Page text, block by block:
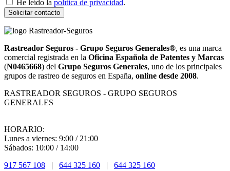
He leído la política de privacidad.
Solicitar contacto
Rastreador Seguros - Grupo Seguros Generales®, es una marca
comercial registrada en la Oficina Española de Patentes y Marcas
(N0465668) del Grupo Seguros Generales, uno de los principales
grupos de rastreo de seguros en España, online desde 2008.
RASTREADOR SEGUROS - GRUPO SEGUROS
GENERALES
HORARIO:
Lunes a viernes: 9:00 / 21:00
Sábados: 10:00 / 14:00
917 567 108 | 644 325 160 | 644 325 160